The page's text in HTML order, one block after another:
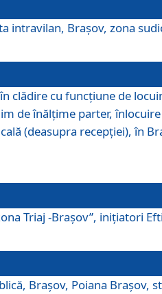
intravilan, Braşov, zona
clădire cu funcţiune de
de înălţime parter,
(deasupra recepţiei), în
Triaj -Braşov”, iniţiatori
Braşov, Poiana Braşov,